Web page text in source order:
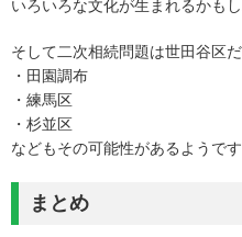
いろいろな文化が生まれるかも
そして二次相続問題は世田谷区だ
・田園調布
・練馬区
・杉並区
などもその可能性があるようです
まとめ